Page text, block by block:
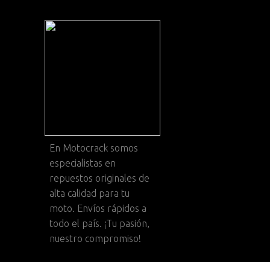
En Motocrack somos
especialistas en
repuestos originales de
alta calidad para tu
moto. Envíos rápidos a
todo el país. ¡Tu pasión,
nuestro compromiso!